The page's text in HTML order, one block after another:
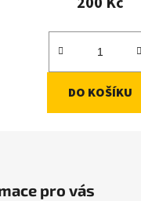
DO KOŠÍKU
pro vás